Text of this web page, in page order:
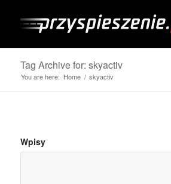
Tag Archive for: skyactiv
You are here: Home / skyactiv
Wpisy